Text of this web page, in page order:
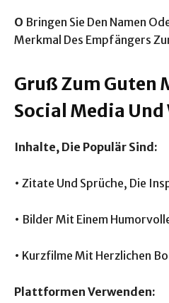
O Bringen Sie Den Namen
Merkmal Des Empfängers
Gruß Zum Guten
Social Media
Inhalte, Die Populär Sind:
• Zitate Und Sprüche, Die
• Bilder Mit Einem
• Kurzfilme Mit Herzlichen
Plattformen Verwenden: